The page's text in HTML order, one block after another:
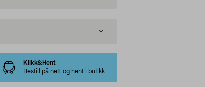
Klikk&Hent
Bestill på nett og hent i butikk